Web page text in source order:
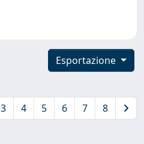
Esportazione
3 4 5 6 7 8